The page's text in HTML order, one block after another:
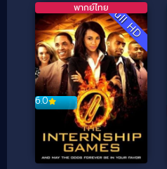
Full HD
6.0
พากย์ไทย